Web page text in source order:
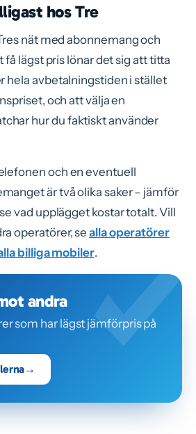
hos Tre
nät med abonnemang och
få lägst pris lönar det sig att titta
hela avbetalningstiden i stället
och att välja en
hur du faktiskt använder
och en eventuell
är två olika saker – jämför
vad upplägget kostar totalt. Vill
operatörer, sealla operatörer
billiga mobiler.
andra
som har lägst jämförpris på
→